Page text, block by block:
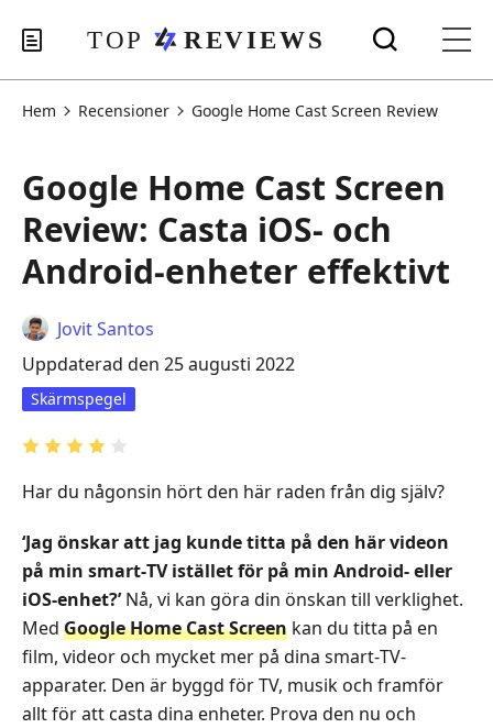
Hem Recensioner Google Home Cast Screen Review
Google Home Cast Screen
Review: Casta iOS- och
Android-enheter effektivt
Jovit Santos
Uppdaterad den 25 augusti 2022
Skärmspegel
Har du någonsin hört den här raden från dig själv?
‘Jag önskar att jag kunde titta på den här videon
på min smart‑TV istället för på min Android‑ eller
iOS‑enhet?’Nå, vi kan göra din önskan till verklighet.
Med Google Home Cast Screen kan du titta på en
film, videor och mycket mer på dina smart‑TV-
apparater. Den är byggd för TV, musik och framför
allt för att casta dina enheter. Prova den nu och